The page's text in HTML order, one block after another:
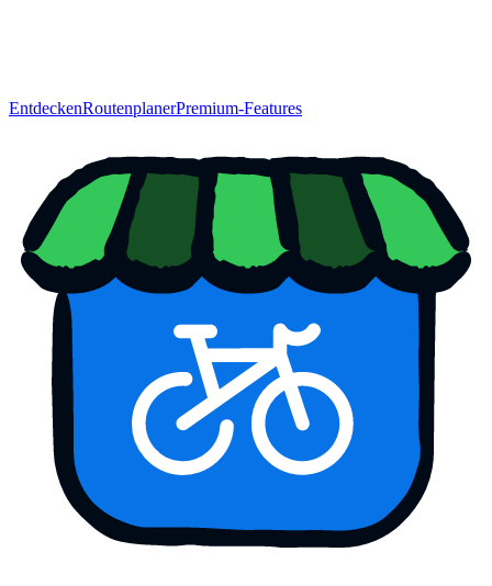
EntdeckenRoutenplanerPremium-Features